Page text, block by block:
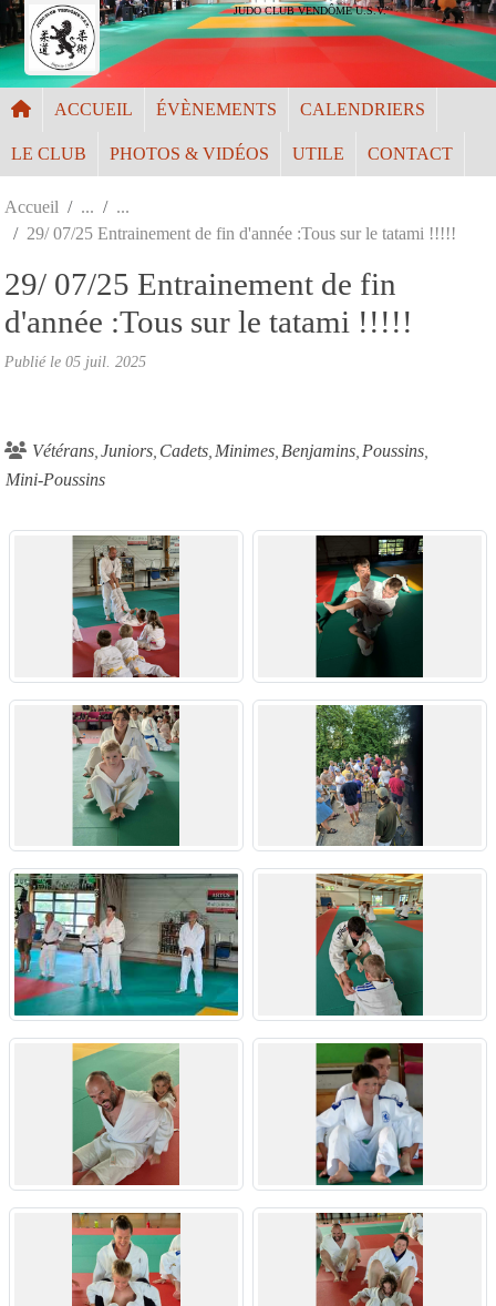
JUDO CLUB VENDÔME U.S.V.
ACCUEIL ÉVÈNEMENTS CALENDRIERS
LE CLUB PHOTOS & VIDÉOS UTILE CONTACT
Accueil
29/ 07/25 Entrainement de fin d'année :Tous sur le tatami !!!!!
29/ 07/25 Entrainement de fin
d'année :Tous sur le tatami !!!!!
Publié le 05 juil. 2025
Vétérans Juniors Cadets Minimes Benjamins Poussins
Mini-Poussins
Panneau de gestion des cookies